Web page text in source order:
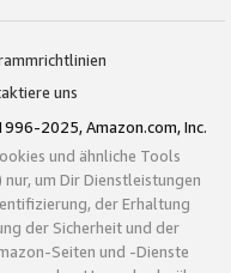
uns
2025, Amazon.com, Inc.
und ähnliche Tools
um Dir Dienstleistungen
der Erhaltung
der Sicherheit und der
Seiten und -Dienste